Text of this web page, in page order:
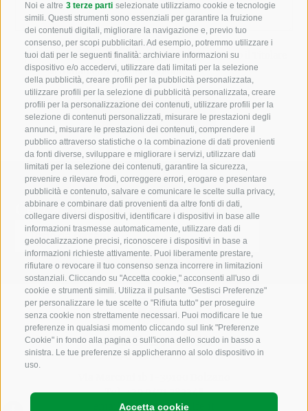
Noi e altre 3 terze parti selezionate utilizziamo cookie e tecnologie
simili. Questi strumenti sono essenziali per garantire la fruizione
dei contenuti digitali, migliorare la navigazione e, previo tuo
consenso, per scopi pubblicitari. Ad esempio, potremmo utilizzare i
tuoi dati per le seguenti finalità: archiviare informazioni su
dispositivo e/o accedervi, utilizzare dati limitati per la selezione
della pubblicità, creare profili per la pubblicità personalizzata,
utilizzare profili per la selezione di pubblicità personalizzata, creare
profili per la personalizzazione dei contenuti, utilizzare profili per la
selezione di contenuti personalizzati, misurare le prestazioni degli
annunci, misurare le prestazioni dei contenuti, comprendere il
pubblico attraverso statistiche o la combinazione di dati provenienti
da fonti diverse, sviluppare e migliorare i servizi, utilizzare dati
limitati per la selezione dei contenuti, garantire la sicurezza,
prevenire e rilevare frodi, correggere errori, erogare e presentare
pubblicità e contenuto, salvare e comunicare le scelte sulla privacy,
abbinare e combinare dati provenienti da altre fonti di dati,
collegare diversi dispositivi, identificare i dispositivi in base alle
informazioni trasmesse automaticamente, utilizzare dati di
geolocalizzazione precisi, riconoscere i dispositivi in base a
informazioni richieste attivamente. Puoi liberamente prestare,
rifiutare o revocare il tuo consenso senza incorrere in limitazioni
sostanziali. Cliccando su "Accetta cookie," acconsenti all'uso di
cookie e strumenti simili. Utilizza il pulsante "Gestisci Preferenze"
per personalizzare le tue scelte o "Rifiuta tutto" per proseguire
senza cookie non strettamente necessari. Puoi modificare le tue
preferenze in qualsiasi momento cliccando sul link "Preferenze
Cookie" in fondo alla pagina o sull'icona dello scudo in basso a
sinistra. Le tue preferenze si applicheranno al solo dispositivo in
uso.
Accetta cookie
Letto e compreso laprivacy policy, autorizzo il Titolare
al trattamento dei dati personali
Cerca nel sito
Tel.+39 0471 283348
email:info@krebshilfe.it